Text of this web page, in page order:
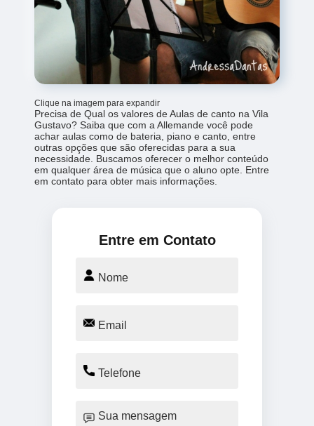
Clique na imagem para expandir
Precisa de Qual os valores de Aulas de canto na Vila
Gustavo? Saiba que com a Allemande você pode
achar aulas como de bateria, piano e canto, entre
outras opções que são oferecidas para a sua
necessidade. Buscamos oferecer o melhor conteúdo
em qualquer área de música que o aluno opte. Entre
em contato para obter mais informações.
Entre em Contato